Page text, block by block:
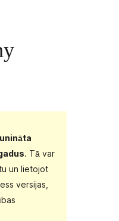
. Tā var
un lietojot
versijas,